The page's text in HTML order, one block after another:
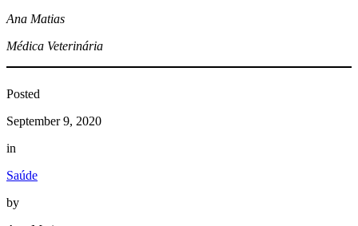
Ana Matias
Médica Veterinária
Posted
September 9, 2020
in
Saúde
by